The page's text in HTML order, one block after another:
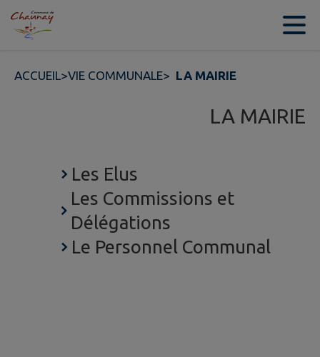
Contenu
ACCUEIL>VIE COMMUNALE> LA MAIRIE
LA MAIRIE
Les Elus
Les Commissions et
Délégations
Le Personnel Communal